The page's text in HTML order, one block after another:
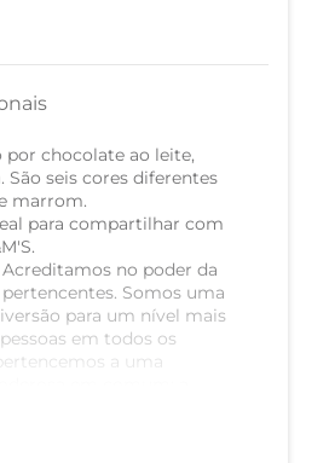
por chocolate ao leite,
seis cores diferentes
marrom.
para compartilhar com
no poder da
Somos uma
para um nível mais
em todos os
a uma
em comum: a